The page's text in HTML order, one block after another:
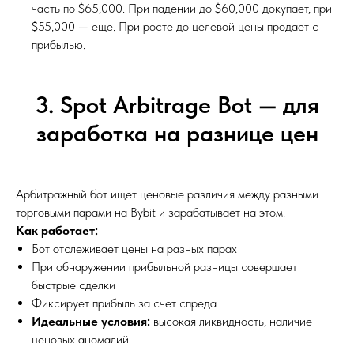
часть по $65,000. При падении до $60,000 докупает, при
$55,000 — еще. При росте до целевой цены продает с
прибылью.
3. Spot Arbitrage Bot — для
заработка на разнице цен
Арбитражный бот ищет ценовые различия между разными
торговыми парами на Bybit и зарабатывает на этом.
Как работает:
Бот отслеживает цены на разных парах
При обнаружении прибыльной разницы совершает
быстрые сделки
Фиксирует прибыль за счет спреда
Идеальные условия: высокая ликвидность, наличие
ценовых аномалий